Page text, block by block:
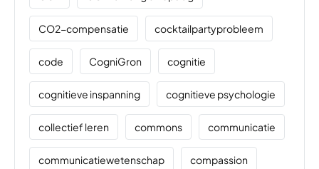
CO2-compensatie cocktailpartyprobleem
code CogniGron cognitie
cognitieve inspanning cognitieve psychologie
collectief leren commons communicatie
communicatiewetenschap compassion